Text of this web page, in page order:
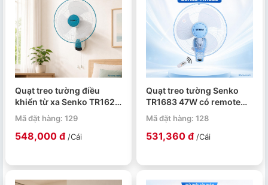
Quạt treo tường điều
khiển từ xa Senko TR1628
47W cánh 39cm
Mã đặt hàng: 129
548,000 đ /Cái
Quạt treo tường Senko
TR1683 47W có remote
điều khiển từ xa
Mã đặt hàng: 128
531,360 đ /Cái